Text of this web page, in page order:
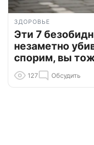
ЗДОРОВЬЕ
Эти 7
незаметно
спорим, вы
127 Обсудить